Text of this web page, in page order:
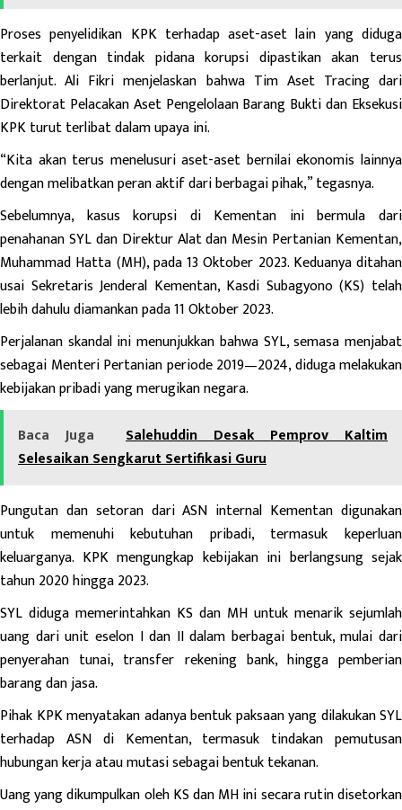
Proses penyelidikan KPK terhadap aset-aset lain yang diduga
terkait dengan tindak pidana korupsi dipastikan akan terus
berlanjut. Ali Fikri menjelaskan bahwa Tim Aset Tracing dari
Direktorat Pelacakan Aset Pengelolaan Barang Bukti dan Eksekusi
KPK turut terlibat dalam upaya ini.
“Kita akan terus menelusuri aset-aset bernilai ekonomis lainnya
dengan melibatkan peran aktif dari berbagai pihak,” tegasnya.
Sebelumnya, kasus korupsi di Kementan ini bermula dari
penahanan SYL dan Direktur Alat dan Mesin Pertanian Kementan,
Muhammad Hatta (MH), pada 13 Oktober 2023. Keduanya ditahan
usai Sekretaris Jenderal Kementan, Kasdi Subagyono (KS) telah
lebih dahulu diamankan pada 11 Oktober 2023.
Perjalanan skandal ini menunjukkan bahwa SYL, semasa menjabat
sebagai Menteri Pertanian periode 2019—2024, diduga melakukan
kebijakan pribadi yang merugikan negara.
Baca Juga
Salehuddin Desak Pemprov Kaltim
Selesaikan Sengkarut Sertifikasi Guru
Pungutan dan setoran dari ASN internal Kementan digunakan
untuk memenuhi kebutuhan pribadi, termasuk keperluan
keluarganya. KPK mengungkap kebijakan ini berlangsung sejak
tahun 2020 hingga 2023.
SYL diduga memerintahkan KS dan MH untuk menarik sejumlah
uang dari unit eselon I dan II dalam berbagai bentuk, mulai dari
penyerahan tunai, transfer rekening bank, hingga pemberian
barang dan jasa.
Pihak KPK menyatakan adanya bentuk paksaan yang dilakukan SYL
terhadap ASN di Kementan, termasuk tindakan pemutusan
hubungan kerja atau mutasi sebagai bentuk tekanan.
Uang yang dikumpulkan oleh KS dan MH ini secara rutin disetorkan